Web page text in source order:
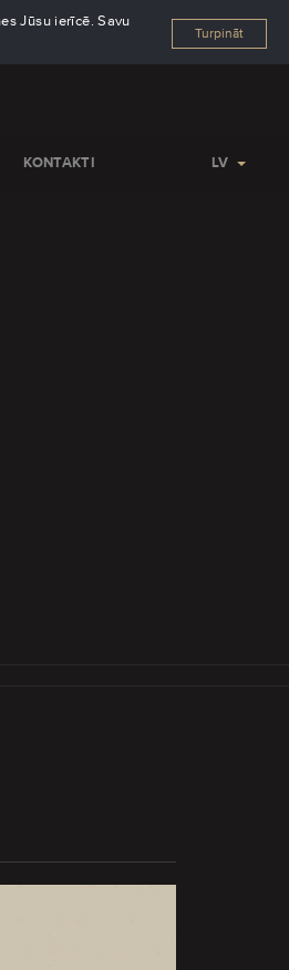
Jūsu ierīcē. Savu
Turpināt
KONTAKTI LV